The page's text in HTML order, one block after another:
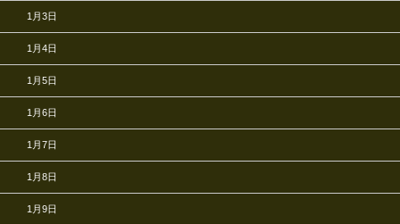
1月3日
1月4日
1月5日
1月6日
1月7日
1月8日
1月9日